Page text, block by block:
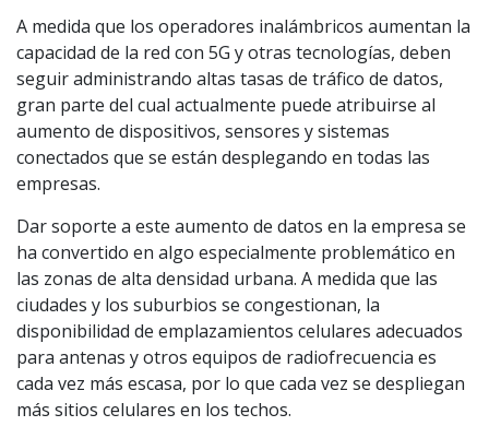
A medida que los operadores inalámbricos aumentan la
capacidad de la red con 5G y otras tecnologías, deben
seguir administrando altas tasas de tráfico de datos,
gran parte del cual actualmente puede atribuirse al
aumento de dispositivos, sensores y sistemas
conectados que se están desplegando en todas las
empresas.
Dar soporte a este aumento de datos en la empresa se
ha convertido en algo especialmente problemático en
las zonas de alta densidad urbana. A medida que las
ciudades y los suburbios se congestionan, la
disponibilidad de emplazamientos celulares adecuados
para antenas y otros equipos de radiofrecuencia es
cada vez más escasa, por lo que cada vez se despliegan
más sitios celulares en los techos.